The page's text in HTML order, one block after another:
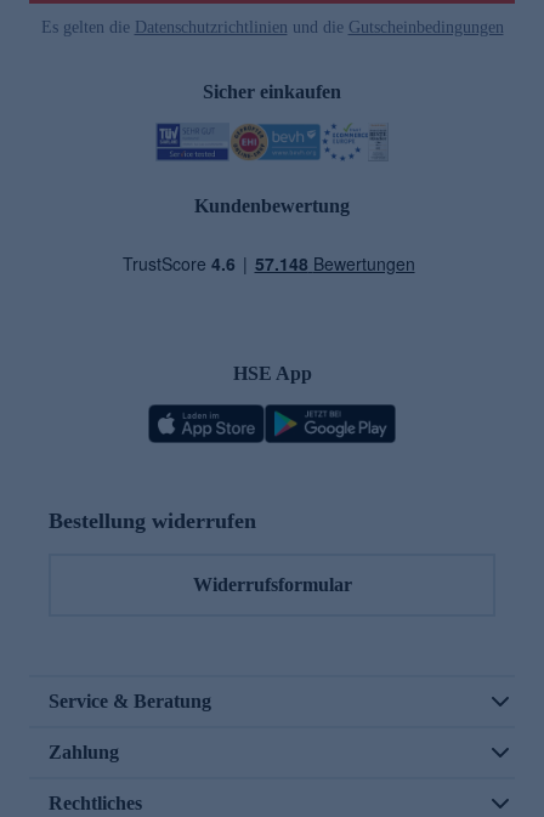
Es gelten die Datenschutzrichtlinien und die Gutscheinbedingungen
Sicher einkaufen
Kundenbewertung
HSE App
Bestellung widerrufen
Widerrufsformular
Service & Beratung
Zahlung
Rechtliches